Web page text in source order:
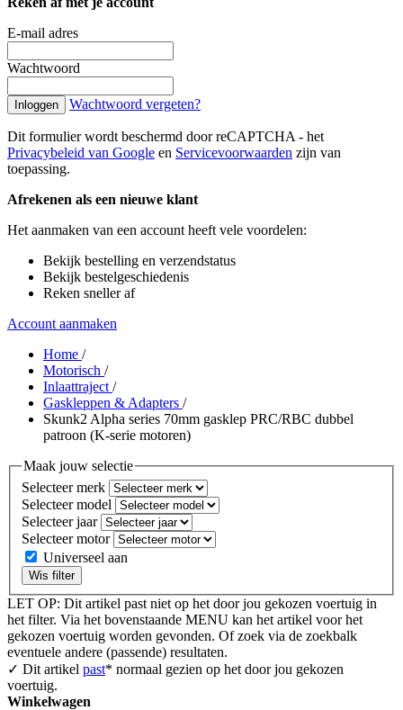
E-mail adres
Wachtwoord
Inloggen Wachtwoord vergeten?
Dit formulier wordt beschermd door reCAPTCHA - het
Privacybeleid van Google en Servicevoorwaarden zijn van
toepassing.
Afrekenen als een nieuwe klant
Het aanmaken van een account heeft vele voordelen:
Bekijk bestelling en verzendstatus
Bekijk bestelgeschiedenis
Reken sneller af
Account aanmaken
Home /
Motorisch /
Inlaattraject /
Gaskleppen & Adapters /
Skunk2 Alpha series 70mm gasklep PRC/RBC dubbel
patroon (K-serie motoren)
Maak jouw selectie
Selecteer merk
Selecteer model
Selecteer jaar
Selecteer motor
Universeel aan
Wis filter
LET OP: Dit artikel past niet op het door jou gekozen voertuig in
het filter. Via het bovenstaande MENU kan het artikel voor het
gekozen voertuig worden gevonden. Of zoek via de zoekbalk
eventuele andere (passende) resultaten.
✓ Dit artikel past* normaal gezien op het door jou gekozen
voertuig.
Winkelwagen